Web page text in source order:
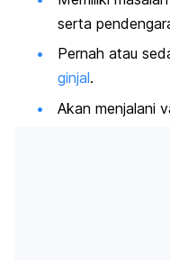
serta
Pernah atau
ginjal.
Akan menjalani